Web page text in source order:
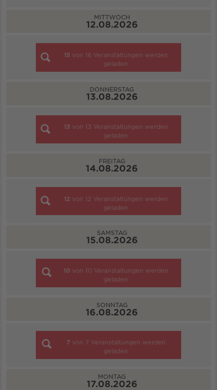
MITTWOCH
12.08.2026
15 von 16 Veranstaltungen werden
geladen
DONNERSTAG
13.08.2026
13 von 13 Veranstaltungen werden
geladen
FREITAG
14.08.2026
12 von 12 Veranstaltungen werden
geladen
SAMSTAG
15.08.2026
10 von 10 Veranstaltungen werden
geladen
SONNTAG
16.08.2026
7 von 7 Veranstaltungen werden
geladen
MONTAG
17.08.2026